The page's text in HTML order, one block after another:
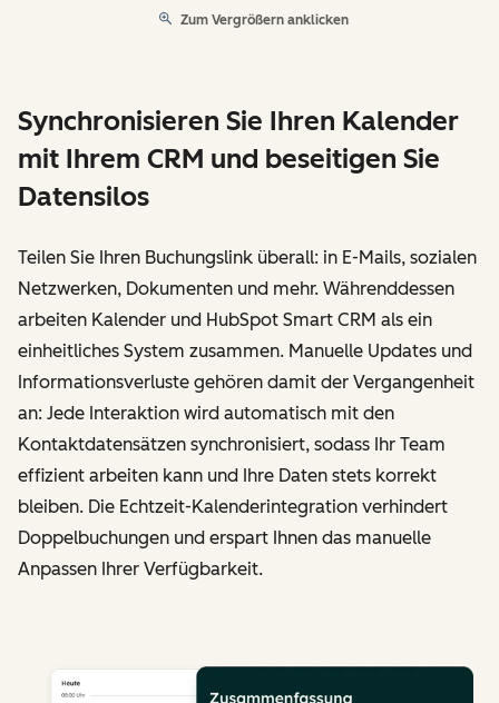
Zum Vergrößern anklicken
Synchronisieren Sie Ihren Kalender
mit Ihrem CRM und beseitigen Sie
Datensilos
Teilen Sie Ihren Buchungslink überall: in E-Mails, sozialen
Netzwerken, Dokumenten und mehr. Währenddessen
arbeiten Kalender und HubSpot Smart CRM als ein
einheitliches System zusammen. Manuelle Updates und
Informationsverluste gehören damit der Vergangenheit
an: Jede Interaktion wird automatisch mit den
Kontaktdatensätzen synchronisiert, sodass Ihr Team
effizient arbeiten kann und Ihre Daten stets korrekt
bleiben. Die Echtzeit-Kalenderintegration verhindert
Doppelbuchungen und erspart Ihnen das manuelle
Anpassen Ihrer Verfügbarkeit.